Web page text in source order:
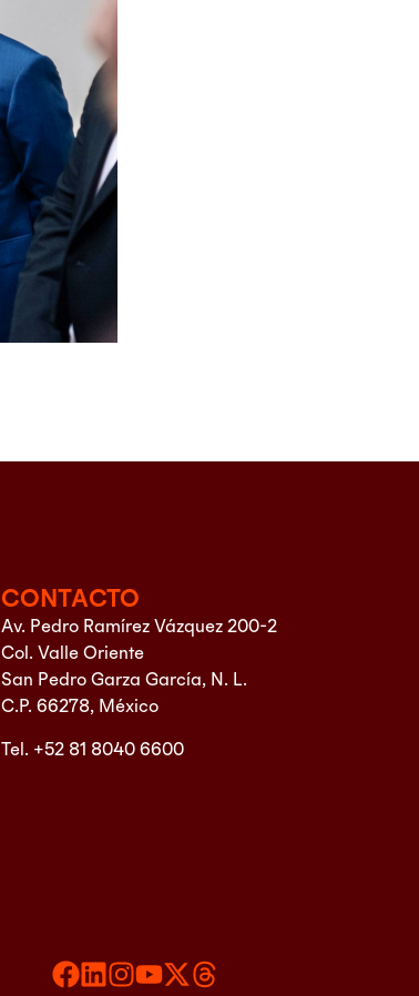
CONTACTO
Av. Pedro Ramírez Vázquez 200-2
Col. Valle Oriente
San Pedro Garza García, N. L.
C.P. 66278, México
Tel. +52 81 8040 6600